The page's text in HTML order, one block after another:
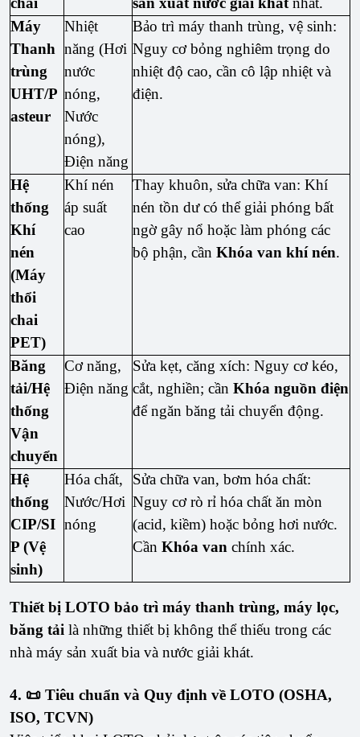
Máy
Thanh
trùng
UHT/P
asteur
Nhiệt
năng (Hơi
nước
nóng,
Nước
nóng),
Điện năng
Bảo trì máy thanh trùng, vệ sinh:
Nguy cơ bỏng nghiêm trọng do
nhiệt độ cao, cần cô lập nhiệt và
điện.
Hệ
thống
Khí
nén
(Máy
thổi
chai
PET)
Khí nén
áp suất
cao
Thay khuôn, sửa chữa van: Khí
nén tồn dư có thể giải phóng bất
ngờ gây nổ hoặc làm phóng các
bộ phận, cầnKhóa van khí nén.
Băng
tải/Hệ
thống
Vận
chuyển
Cơ năng,
Điện năng
Sửa kẹt, căng xích: Nguy cơ kéo,
cắt, nghiền; cầnKhóa nguồn điện
để ngăn băng tải chuyển động.
Hệ
thống
CIP/SI
P (Vệ
sinh)
Hóa chất,
Nước/Hơi
nóng
Sửa chữa van, bơm hóa chất:
Nguy cơ rò rỉ hóa chất ăn mòn
(acid, kiềm) hoặc bỏng hơi nước.
CầnKhóa van chính xác.
Thiết bị LOTO bảo trì máy thanh trùng, máy lọc,
băng tải là những thiết bị không thể thiếu trong các
nhà máy sản xuất bia và nước giải khát.
4. 📜 Tiêu chuẩn và Quy định về LOTO (OSHA,
ISO, TCVN)